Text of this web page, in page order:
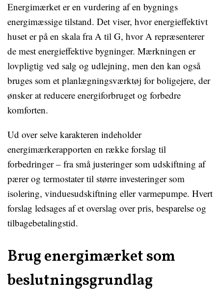
Energimærket er en vurdering af en bygnings
energimæssige tilstand. Det viser, hvor energieffektivt
huset er på en skala fra A til G, hvor A repræsenterer
de mest energieffektive bygninger. Mærkningen er
lovpligtig ved salg og udlejning, men den kan også
bruges som et planlægningsværktøj for boligejere, der
ønsker at reducere energiforbruget og forbedre
komforten.
Ud over selve karakteren indeholder
energimærkerapporten en række forslag til
forbedringer – fra små justeringer som udskiftning af
pærer og termostater til større investeringer som
isolering, vinduesudskiftning eller varmepumpe. Hvert
forslag ledsages af et overslag over pris, besparelse og
tilbagebetalingstid.
Brug energimærket som
beslutningsgrundlag